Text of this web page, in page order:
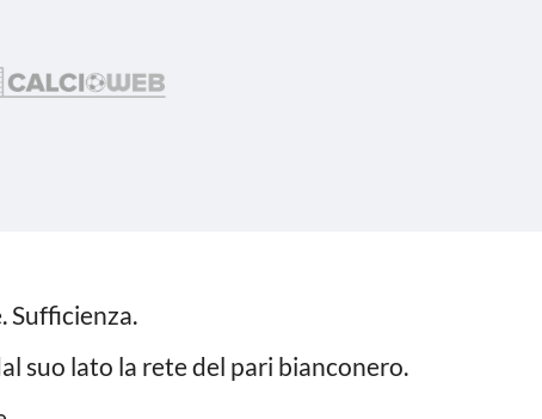
Sufficienza.
suo lato la rete del pari bianconero.